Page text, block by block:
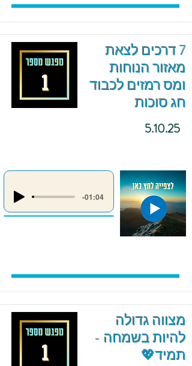
7 דרכים לצאת
מאזור הנוחות
ומס רמזים לכבוד
חג סוכות
5.10.25
-01:04
מצווה גדולה
להיות בשמחה -
תמיד💖